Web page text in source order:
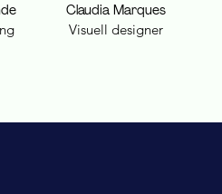
Claudia Marques
Visuell designer